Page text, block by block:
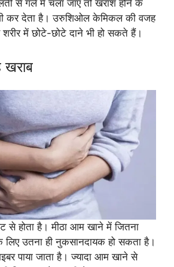
से गले में चला जाए तो खराश होने के
कर देता है। उरुशिओल केमिकल की वजह
में छोटे-छोटे दाने भी हो सकते हैं।
खराब
से होता है। मीठा आम खाने में जितना
उतना ही नुकसानदायक हो सकता है।
पाया जाता है। ज्यादा आम खाने से